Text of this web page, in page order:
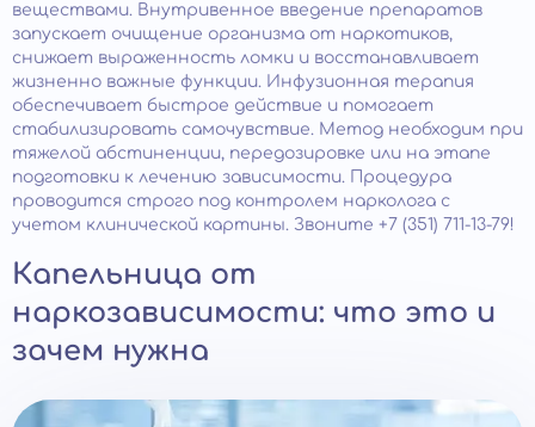
веществами. Внутривенное введение препаратов
запускает очищение организма от наркотиков,
снижает выраженность ломки и восстанавливает
жизненно важные функции. Инфузионная терапия
обеспечивает быстрое действие и помогает
стабилизировать самочувствие. Метод необходим при
тяжелой абстиненции, передозировке или на этапе
подготовки к лечению зависимости. Процедура
проводится строго под контролем нарколога с
учетом клинической картины. Звоните +7 (351) 711-13-79!
Капельница от
наркозависимости: что это и
зачем нужна